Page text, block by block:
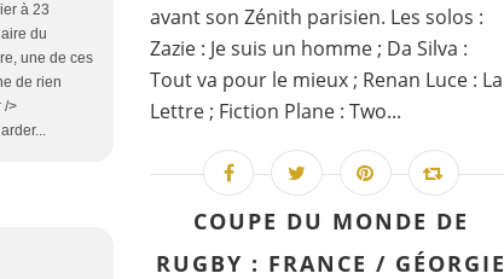
à 23
du
une de ces
de rien
/>
avant son Zénith parisien. Les solos :
Zazie : Je suis un homme ; Da Silva :
Tout va pour le mieux ; Renan Luce : La
Lettre ; Fiction Plane : Two...
COUPE DU MONDE DE
RUGBY : FRANCE / GÉORGIE